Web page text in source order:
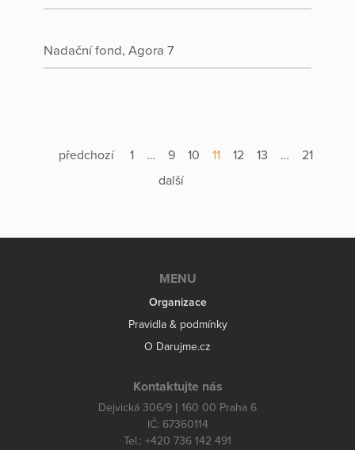
Nadační fond, Agora 7
předchozí 1 … 9 10 11 12 13 …
21
další
MENU
Organizace
Pravidla & podmínky
O Darujme.cz
Kontaktujte nás
Dejvická 306/9 | 160 00 Praha 6
IČ: 67360114
Tel.: +420 736 142 491